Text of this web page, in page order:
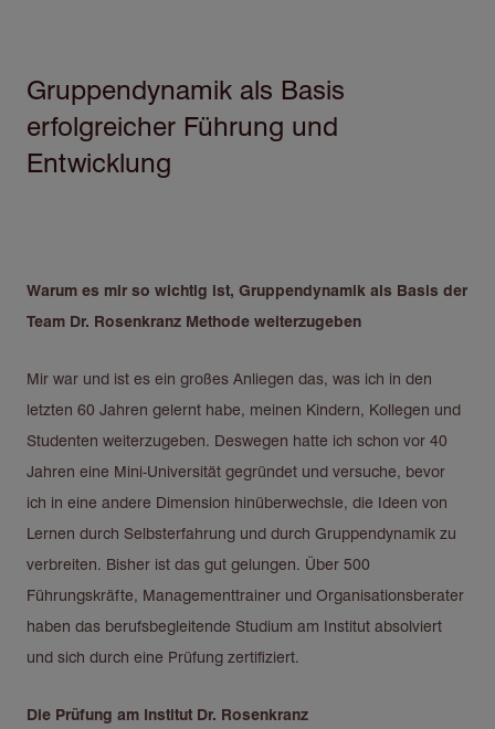
Direkt
Inhalt
Gruppendynamik als Basis
erfolgreicher Führung und
Entwicklung
Warum es mir so wichtig ist, Gruppendynamik als Basis der
Team Dr. Rosenkranz Methode weiterzugeben
Mir war und ist es ein großes Anliegen das, was ich in den
letzten 60 Jahren gelernt habe, meinen Kindern, Kollegen und
Studenten weiterzugeben. Deswegen hatte ich schon vor 40
Jahren eine Mini-Universität gegründet und versuche, bevor
ich in eine andere Dimension hinüberwechsle, die Ideen von
Lernen durch Selbsterfahrung und durch Gruppendynamik zu
verbreiten. Bisher ist das gut gelungen. Über 500
Führungskräfte, Managementtrainer und Organisationsberater
haben das berufsbegleitende Studium am Institut absolviert
und sich durch eine Prüfung zertifiziert.
Die Prüfung am Institut Dr. Rosenkranz